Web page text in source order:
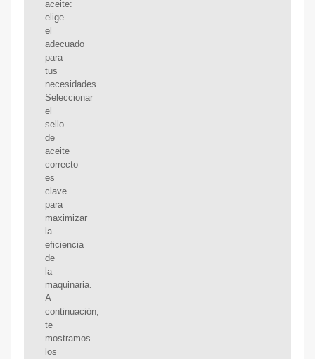
aceite:
elige
el
adecuado
para
tus
necesidades.
Seleccionar
el
sello
de
aceite
correcto
es
clave
para
maximizar
la
eficiencia
de
la
maquinaria.
A
continuación,
te
mostramos
los